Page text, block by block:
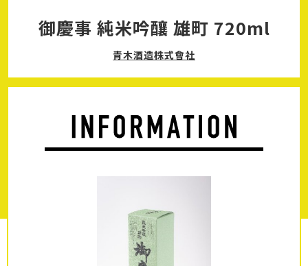
御慶事 純米吟釀 雄町 720ml
青木酒造株式會社